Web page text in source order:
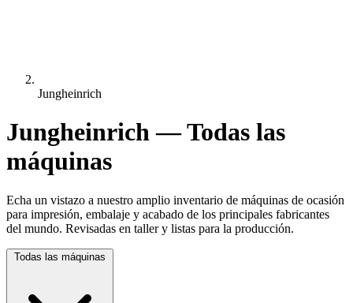
Jungheinrich
Jungheinrich — Todas las
máquinas
Echa un vistazo a nuestro amplio inventario de máquinas de ocasión
para impresión, embalaje y acabado de los principales fabricantes
del mundo. Revisadas en taller y listas para la producción.
Todas las máquinas